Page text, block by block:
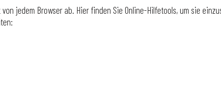
jedem Browser ab. Hier finden Sie Online-Hilfetools, um sie